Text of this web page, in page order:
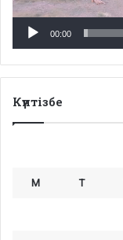
00:00
Күнтізбе
M T